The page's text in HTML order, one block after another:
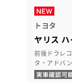
トヨタ
ヤリス
前後ドラレ
タ・アドバ